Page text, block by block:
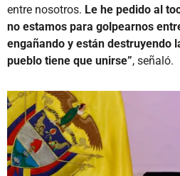
entre nosotros. Le he pedido al
no estamos para golpearnos
engañando y están destruyendo
pueblo tiene que unirse”, señaló.